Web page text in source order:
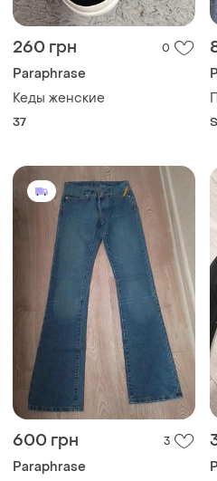
260 грн 0
Paraphrase
Кеды женские
37 S
600 грн 3
Paraphrase